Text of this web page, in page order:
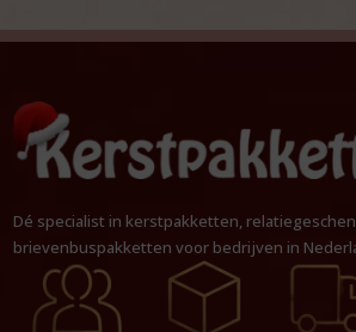
Dé specialist in kerstpakketten,
brievenbuspakketten voor bedrijven in